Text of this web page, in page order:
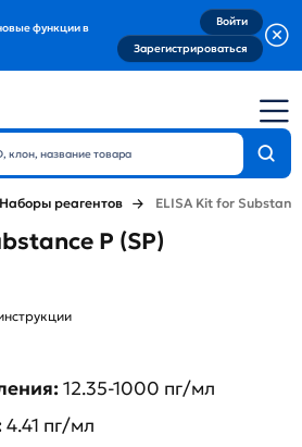
функции в
Войти
Зарегистрироваться
Наборы реагентов ELISA Kit for
P (SP)
12.35-1000 пг/мл
4.41 пг/мл